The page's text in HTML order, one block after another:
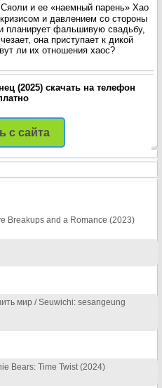
и ее «наемный парень» Хао
и давлением со стороны
планирует фальшивую свадьбу,
она приступает к дикой
ли их отношения хаос?
(2025) скачать на телефон
с сайта
Breakups and a Romance (2023)
мир / Seuwichi: sesangeung
Bears: Time Twist (2024)